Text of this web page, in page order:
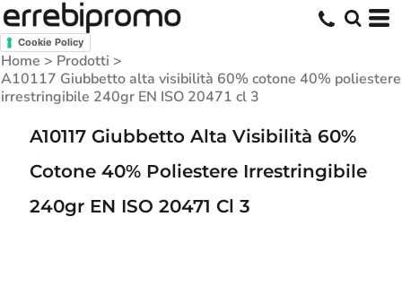
Cookie Policy
Home > Prodotti >
A10117 Giubbetto alta visibilità 60% cotone 40% poliestere
irrestringibile 240gr EN ISO 20471 cl 3
A10117 Giubbetto Alta Visibilità 60%
Cotone 40% Poliestere Irrestringibile
240gr EN ISO 20471 Cl 3